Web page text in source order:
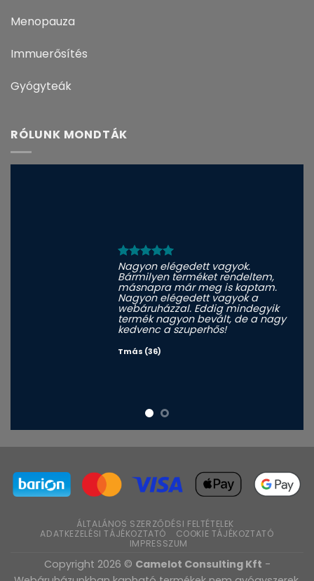
Menopauza
Immuerősítés
Gyógyteák
RÓLUNK MONDTÁK
Nagyon elégedett vagyok.
Bármilyen terméket rendeltem,
másnapra már meg is kaptam.
Nagyon elégedett vagyok a
webáruházzal. Eddig mindegyik
termék nagyon bevált, de a nagy
kedvenc a szuperhős!
Tmás (36)
ÁLTALÁNOS SZERZŐDÉSI FELTÉTELEK
ADATKEZELÉSI TÁJÉKOZTATÓ
COOKIE TÁJÉKOZTATÓ
IMPRESSZUM
Copyright 2026 © Camelot Consulting Kft -